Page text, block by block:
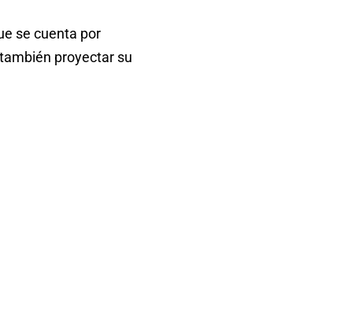
se cuenta por
proyectar su